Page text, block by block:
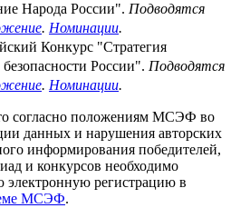
Народа России". Подводятся
. Номинации.
Конкурс "Стратегия
России". Подводятся
. Номинации.
согласно положениям МСЭФ во
данных и нарушения авторских
информирования победителей,
и конкурсов необходимо
электронную регистрацию в
МСЭФ.